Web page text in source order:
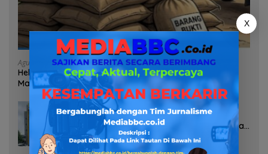
Agustus 7, 2026
Heboh Tumpukan Karung Diduga Pasir Timah di Pos AL
Manggar, Danlanal Babel: Masih Kami Dalami
Agustus 7, 2026
Pelayanan Kinerja Dan Transparansi
Sanksi P2TL PLN Dipertanyakan, Upaya
Konfirmasi GM PLN UID S2JB Terkesan
Tutup Mata
X